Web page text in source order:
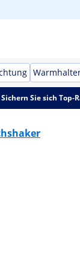
Sichern Sie sich